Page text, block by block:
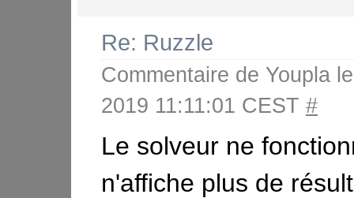
Re: Ruzzle
Commentaire de Youpla
2019 11:11:01 CEST #
Le solveur ne
n'affiche plus de